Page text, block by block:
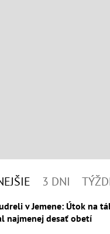
3 DNI
v Jemene: Útok na
najmenej desať obetí